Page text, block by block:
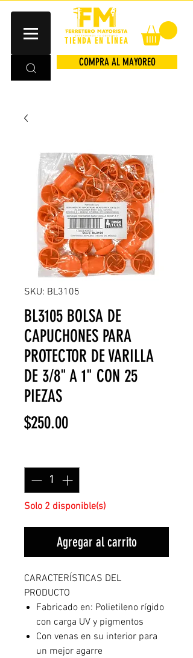
TIENDA EN LÍNEA
COMPRA AL MAYOREO
SKU: BL3105
BL3105 BOLSA DE
CAPUCHONES PARA
PROTECTOR DE VARILLA
DE 3/8" A 1" CON 25
PIEZAS
$250.00Precio
Solo 2 disponible(s)
Agregar al carrito
CARACTERÍSTICAS DEL
PRODUCTO
Fabricado en: Polietileno rígido
con carga UV y pigmentos
Con venas en su interior para
un mejor agarre